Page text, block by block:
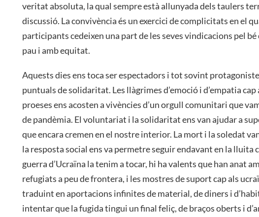
veritat absoluta, la qual sempre està allunyada dels taulers
discussió. La convivència és un exercici de complicitats en el
participants cedeixen una part de les seves vindicacions pel bé
pau i amb equitat.
Aquests dies ens toca ser espectadors i tot sovint
puntuals de solidaritat. Les llàgrimes d’emoció i d’empatia
proeses ens acosten a vivències d’un orgull comunitari que
de pandèmia. El voluntariat i la solidaritat ens van ajudar a
que encara cremen en el nostre interior. La mort i la soledat
la resposta social ens va permetre seguir endavant en la lluita
guerra d’Ucraïna la tenim a tocar, hi ha valents que han anat
refugiats a peu de frontera, i les mostres de suport cap als
traduint en aportacions infinites de material, de diners i
intentar que la fugida tingui un final feliç, de braços oberts i